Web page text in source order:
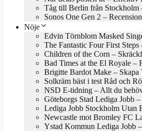
Tåg till Berlin från Stockholm
Sonos One Gen 2 –
Nöje
Edvin Törnblom Masked
The Fantastic Four First
Children of the Corn –
Bad Times at the El Royale
Brigitte Bardot Make – Skapa
Solkräm bäst i test Råd och
NSD E-tidning – Allt du
Göteborgs Stad Lediga Jobb
Lediga Jobb Stockholm Utan
Newcastle mot Bromley FC
Ystad Kommun Lediga Jobb